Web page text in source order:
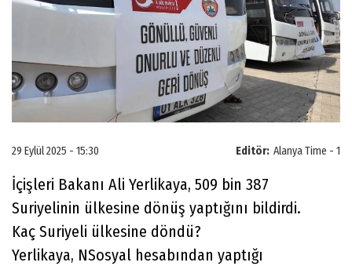
Editör: Alanya Time - 1
29 Eylül 2025 - 15:30
İçişleri Bakanı Ali Yerlikaya, 509 bin 387
Suriyelinin ülkesine dönüş yaptığını bildirdi.
Kaç Suriyeli ülkesine döndü?
Yerlikaya, NSosyal hesabından yaptığı